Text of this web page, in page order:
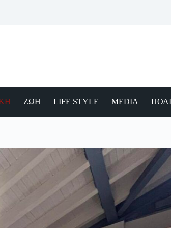
ΖΩΗ LIFE STYLE MEDIA